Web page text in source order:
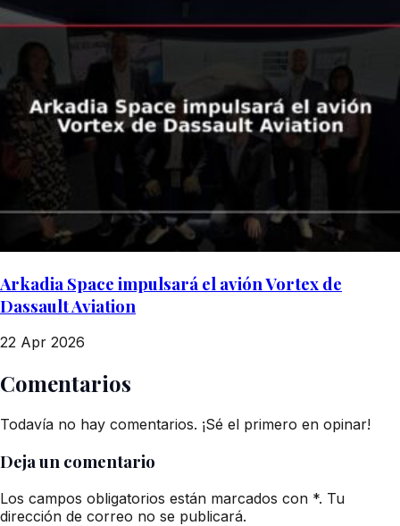
Arkadia Space impulsará el avión Vortex de
Dassault Aviation
22 Apr 2026
Comentarios
Todavía no hay comentarios. ¡Sé el primero en opinar!
Deja un comentario
Los campos obligatorios están marcados con *. Tu
dirección de correo no se publicará.